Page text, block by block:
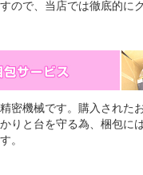
ので、当店では徹底的に
密機械です。購入された
りと台を守る為、梱包に
。